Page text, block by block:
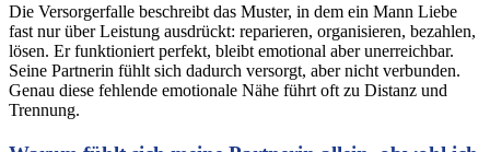
Die Versorgerfalle beschreibt das Muster, in dem ein Mann Liebe
fast nur über Leistung ausdrückt: reparieren, organisieren, bezahlen,
lösen. Er funktioniert perfekt, bleibt emotional aber unerreichbar.
Seine Partnerin fühlt sich dadurch versorgt, aber nicht verbunden.
Genau diese fehlende emotionale Nähe führt oft zu Distanz und
Trennung.